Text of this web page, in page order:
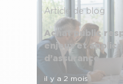
Article de blog
Achat public
enjeux et
d’assurance
il y a 2 mois